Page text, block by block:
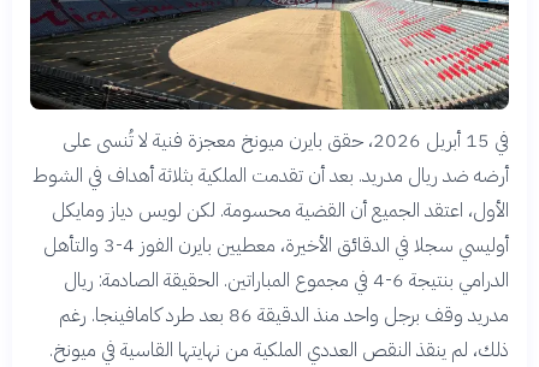
في 15 أبريل 2026، حقق بايرن ميونخ معجزة فنية لا تُنسى على
أرضه ضد ريال مدريد. بعد أن تقدمت الملكية بثلاثة أهداف في الشوط
الأول، اعتقد الجميع أن القضية محسومة. لكن لويس دياز ومايكل
أوليسي سجلا في الدقائق الأخيرة، معطيين بايرن الفوز 4-3 والتأهل
الدرامي بنتيجة 6-4 في مجموع المباراتين. الحقيقة الصادمة: ريال
مدريد وقف برجل واحد منذ الدقيقة 86 بعد طرد كامافينجا. رغم
ذلك، لم ينقذ النقص العددي الملكية من نهايتها القاسية في ميونخ.